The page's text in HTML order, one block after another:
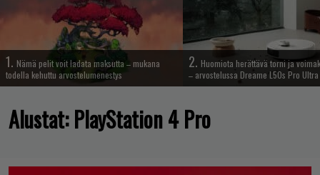
1. Nämä pelit voit ladata maksutta – mukana
todella kehuttu arvostelumenestys
2. Huomiota herättävä torni ja
– arvostelussa Dreame L50s Pro Ultra
Alustat:PlayStation 4 Pro